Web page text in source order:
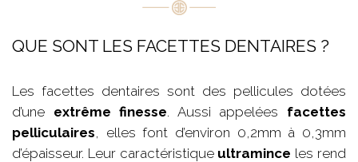
QUE SONT LES FACETTES DENTAIRES ?
Les facettes dentaires sont des pellicules dotées
d’une extrême finesse. Aussi appelées facettes
pelliculaires, elles font d’environ 0,2mm à 0,3mm
d’épaisseur. Leur caractéristique ultramince les rend